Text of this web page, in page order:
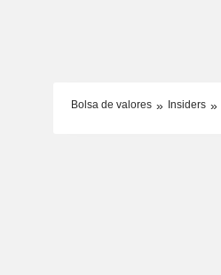
Bolsa de valores Insiders